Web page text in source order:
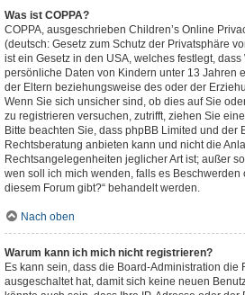
Was ist COPPA?
COPPA, ausgeschrieben Children’s Online
(deutsch: Gesetz zum Schutz der Privatsphäre
ist ein Gesetz in den USA, welches festlegt,
persönliche Daten von Kindern unter 13 Jahren
der Eltern beziehungsweise des oder der
Wenn Sie sich unsicher sind, ob dies auf Sie
zu registrieren versuchen, zutrifft, ziehen Sie
Bitte beachten Sie, dass phpBB Limited und der
Rechtsberatung anbieten kann und nicht die
Rechtsangelegenheiten jeglicher Art ist; außer
wen soll ich mich wenden, falls es Beschwerden
diesem Forum gibt?“ behandelt werden.
Nach oben
Warum kann ich mich nicht registrieren?
Es kann sein, dass die Board-Administration die
ausgeschaltet hat, damit sich keine neuen